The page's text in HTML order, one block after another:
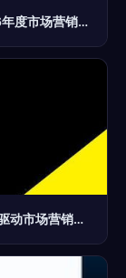
激活潜能，再创辉煌 娃哈哈品牌2013-2016年度市场营销策划方案
《销售心理学》全六册精要 解码客户心理，驱动市场营销与消费决策